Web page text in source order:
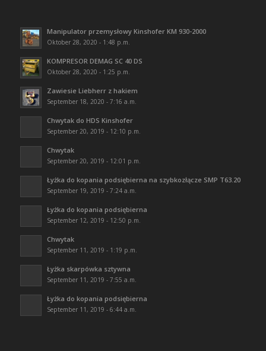
Manipulator przemysłowy Kinshofer KM 930-2000
Oktober 28, 2020 - 1:48 p.m.
KOMPRESOR DEMAG SC 40 DS
Oktober 28, 2020 - 1:25 p.m.
Zawiesie Liebherr z hakiem
September 18, 2020 - 7:16 a.m.
Chwytak do HDS Kinshofer
September 20, 2019 - 12:10 p.m.
Chwytak
September 20, 2019 - 12:01 p.m.
Łyżka do kopania podsiębierna na szybkozłącze SMP T63.20
September 19, 2019 - 7:24 a.m.
Łyżka do kopania podsiębierna
September 12, 2019 - 12:50 p.m.
Chwytak
September 11, 2019 - 1:19 p.m.
Łyżka skarpówka sztywna
September 11, 2019 - 7:55 a.m.
Łyżka do kopania podsiębierna
September 11, 2019 - 6:44 a.m.